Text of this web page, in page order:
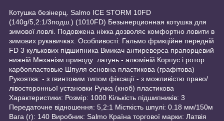
Котушка безінерц. Salmo ICE STORM 10FD
(140g/5,2:1/3подш.) (1010FD) Безынерционная котушка для
зимової ловлі. Подовжена ніжка дозволяє комфортно ловити в
зимових рукавичках. Особливості: Гальмо фрикційне передній
FD 3 кулькових підшипника Вмикач антиреверса прапорцевий
нижній Механізм приводу: латунь - алюміній Корпус і ротор
карбопластовые Шпуля основна пластикова (графітова)
Рукоятка: - з гвинтовим типом фіксації - з можливістю право/
лівосторонньої установки Ручка (кноб) пластикова
Характеристики: Розмір: 1000 Кількість підшипників: 3
Передаточне відношення: 5,2:1 Місткість шпулі: 0.18 мм/150м
Вага (г): 140 Виробник: Salmo Країна торгової марки: Латвія